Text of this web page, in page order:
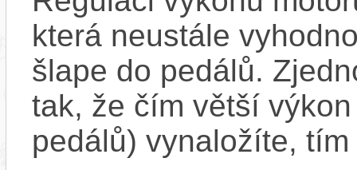
která neustále
šlape do pedálů.
tak, že čím větší
pedálů) vynaložíte,